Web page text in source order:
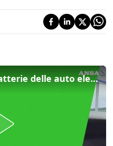
Ansa VERIFIED - Le batterie delle auto elettriche sono un problema per lo smaltimento?